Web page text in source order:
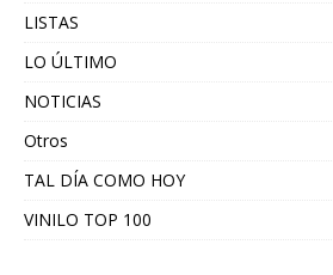
LISTAS
LO ÚLTIMO
NOTICIAS
Otros
TAL DÍA COMO HOY
VINILO TOP 100